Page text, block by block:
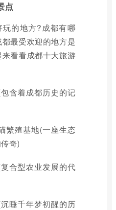
点
玩的地方?成都有哪
最受欢迎的地方是
看看成都十大旅游
含着成都历史的记
繁殖基地(一座生态
奇)
合型农业发展的代
睡千年梦初醒的历